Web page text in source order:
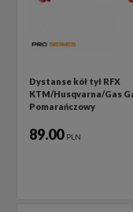
Dystanse kół tył RFX
KTM/Husqvarna/Gas
Pomarańczowy
89.00 PLN